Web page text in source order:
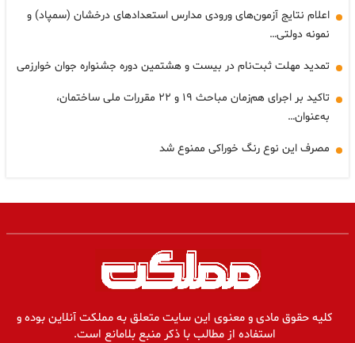
اعلام نتایج آزمون‌های ورودی مدارس استعدادهای درخشان (سمپاد) و
نمونه دولتی…
تمدید مهلت ثبت‌نام در بیست و هشتمین دوره جشنواره جوان خوارزمی
تاکید بر اجرای هم‌زمان مباحث ۱۹ و ۲۲ مقررات ملی ساختمان،
به‌عنوان…
مصرف این نوع رنگ خوراکی ممنوع شد
کلیه حقوق مادی و معنوی این سایت متعلق به مملکت آنلاین بوده و
استفاده از مطالب با ذکر منبع بلامانع است.